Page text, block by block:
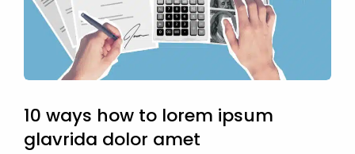
10 ways how to lorem ipsum
glavrida dolor amet